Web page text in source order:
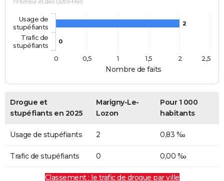
Nombre de faits
2
0
Usage de
stupéfiants
Trafic de
stupéfiants
0
0,5 1 1,5 2 2,5
Drogue et
stupéfiants en 2025
Marigny-Le-
Lozon
Pour 1 000
habitants
Usage de stupéfiants 2 0,83 ‰
Trafic de stupéfiants 0 0,00 ‰
Classement : le trafic de drogue par ville